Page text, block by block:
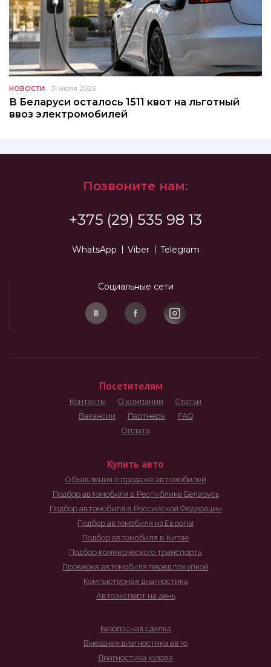
НОВОСТИ 31 июля 2026
В Беларуси осталось 1511 квот на льготный
ввоз электромобилей
Позвоните нам:
+375 (29) 535 98 13
WhatsApp Viber Telegram
Социальные сети
Посетителям
Контакты О компании
Статьи
Вакансии
Партнеры
FAQ
Оплата
Купить авто
Объявления о продаже автомобилей
Подбор автомобиля в Республике Беларусь
Подбор автомобиля в Российской Федерации
Подбор автомобиля из Европы
Подбор автомобиля в Китае
Подбор коммерческого транспорта
Проверка автомобиля перед покупкой
Компьютерная диагностика
Автоэксперт на день
Безопасная сделка
Выездная диагностика авто
Диагностика кузова